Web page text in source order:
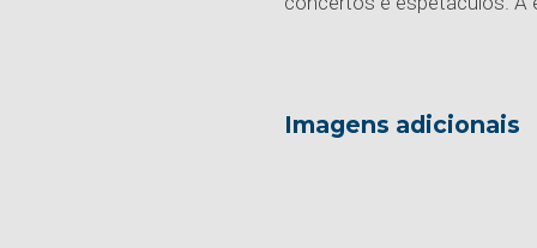
Imagens adicionais